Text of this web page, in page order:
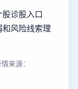
诊股入口
风险线索理
来源：